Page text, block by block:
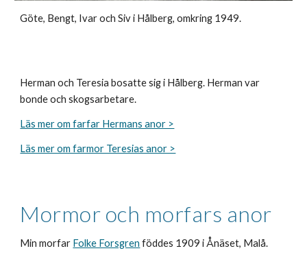
Göte, Bengt, Ivar och Siv i Hålberg, omkring 1949.
Herman och Teresia bosatte sig i Hålberg. Herman var
bonde och skogsarbetare.
Läs mer om farfar Hermans anor >
Läs mer om farmor Teresias anor >
Mormor och morfars anor
Min morfar Folke Forsgren föddes 1909 i Ånäset, Malå.